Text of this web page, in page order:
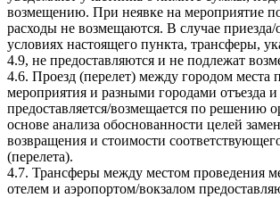
возмещению. При неявке на мероприятие
расходы не возмещаются. В случае приезда/
условиях настоящего пункта, трансферы,
4.9, не предоставляются и не подлежат
4.6. Проезд (перелет) между городом места
мероприятия и разными городами отъезда
предоставляется/возмещается по решению
основе анализа обоснованности целей
возвращения и стоимости
(перелета).
4.7. Трансферы между местом проведения
отелем и аэропортом/вокзалом